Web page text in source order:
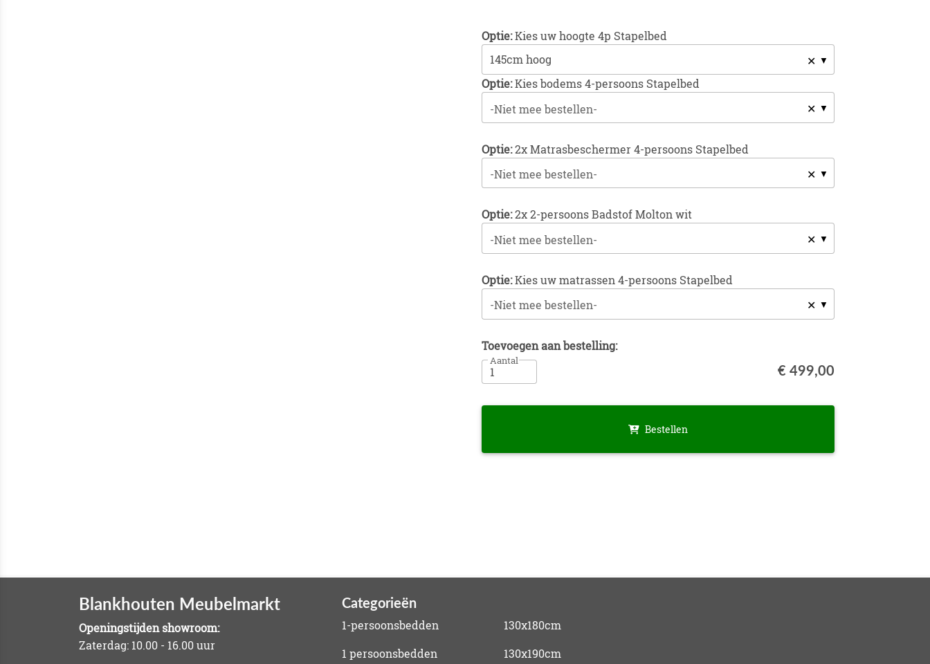
Optie:Kies uw hoogte 4p Stapelbed
✕
Optie:Kies bodems 4-persoons Stapelbed
✕
-Niet mee bestellen-
Optie:2x Matrasbeschermer 4-persoons Stapelbed
✕
-Niet mee bestellen-
Optie:2x 2-persoons Badstof Molton wit
✕
-Niet mee bestellen-
Optie:Kies uw matrassen 4-persoons Stapelbed
✕
-Niet mee bestellen-
Toevoegen aan bestelling:
Aantal
€ 499,00
Bestellen
Blankhouten Meubelmarkt
Openingstijden showroom:
Zaterdag: 10.00 - 16.00 uur
Categorieën
1-persoonsbedden
1 persoonsbedden
130x180cm
130x190cm